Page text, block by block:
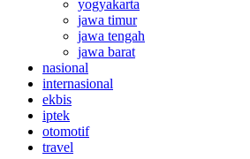
yogyakarta
jawa timur
jawa tengah
jawa barat
nasional
internasional
ekbis
iptek
otomotif
travel